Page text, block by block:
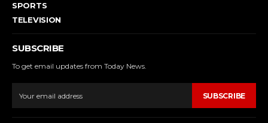
SPORTS
TELEVISION
SUBSCRIBE
To get email updates from Today News.
SUBSCRIBE